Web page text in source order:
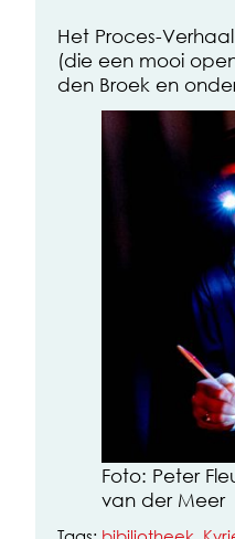
Het Proces-
(die een mooi
den Broek en
Foto: Peter
van der Meer